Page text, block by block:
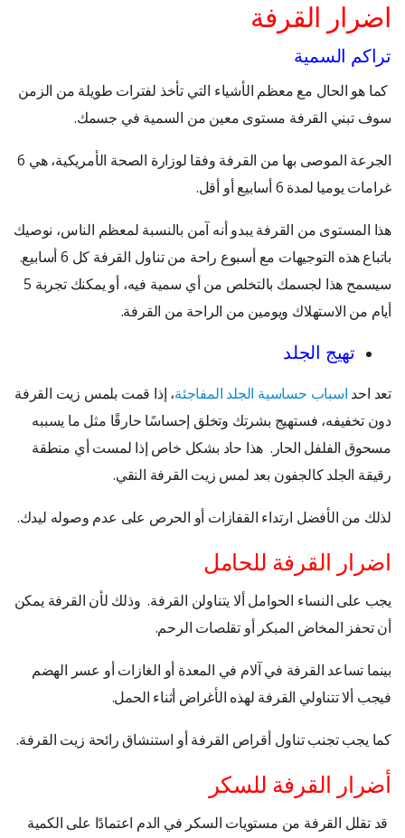
اضرار القرفة
تراكم السمية
كما هو الحال مع معظم الأشياء التي تأخذ لفترات طويلة من الزمن
سوف تبني القرفة مستوى معين من السمية في جسمك.
الجرعة الموصى بها من القرفة وفقا لوزارة الصحة الأمريكية، هي 6
غرامات يوميا لمدة 6 أسابيع أو أقل.
هذا المستوى من القرفة يبدو أنه آمن بالنسبة لمعظم الناس، نوصيك
باتباع هذه التوجيهات مع أسبوع راحة من تناول القرفة كل 6 أسابيع.
سيسمح هذا لجسمك بالتخلص من أي سمية فيه، أو يمكنك تجربة 5
أيام من الاستهلاك ويومين من الراحة من القرفة.
تهيج الجلد
تعد احد اسباب حساسية الجلد المفاجئة، إذا قمت بلمس زيت القرفة
دون تخفيفه، فستهيج بشرتك وتخلق إحساسًا حارقًا مثل ما يسببه
مسحوق الفلفل الحار. هذا حاد بشكل خاص إذا لمست أي منطقة
رقيقة الجلد كالجفون بعد لمس زيت القرفة النقي.
لذلك من الأفضل ارتداء القفازات أو الحرص على عدم وصوله ليدك.
اضرار القرفة للحامل
يجب على النساء الحوامل ألا يتناولن القرفة. وذلك لأن القرفة يمكن
أن تحفز المخاض المبكر أو تقلصات الرحم.
بينما تساعد القرفة في آلام في المعدة أو الغازات أو عسر الهضم
فيجب ألا تتناولي القرفة لهذه الأغراض أثناء الحمل.
كما يجب تجنب تناول أقراص القرفة أو استنشاق رائحة زيت القرفة.
أضرار القرفة للسكر
قد تقلل القرفة من مستويات السكر في الدم اعتمادًا على الكمية